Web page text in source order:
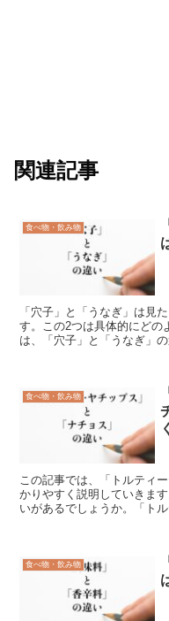
関連記事
食べ物・飲み物
「穴子」と「うなぎ」は見
す。この2つは具体的にどの
は、「穴子」と「うなぎ」
食べ物・飲み物
この記事では、「トルティ
かりやすく説明していきま
いがあるでしょうか。「ト
食べ物・飲み物